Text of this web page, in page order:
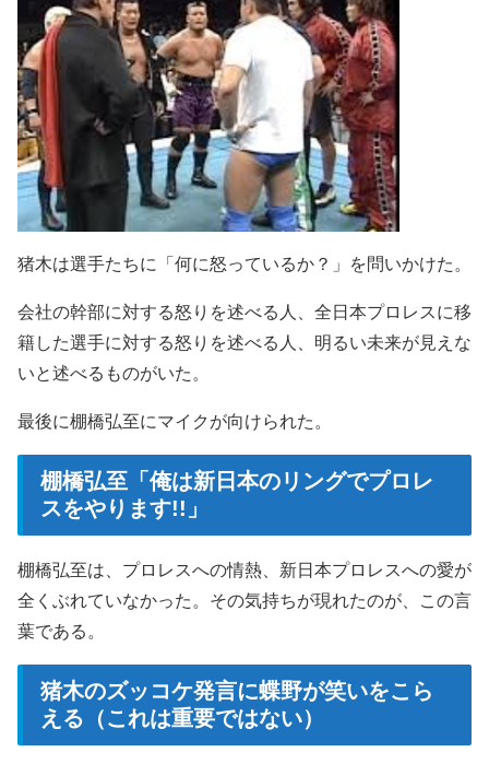
猪木は選手たちに「何に怒っているか？」を問いかけた。
会社の幹部に対する怒りを述べる人、全日本プロレスに移
籍した選手に対する怒りを述べる人、明るい未来が見えな
いと述べるものがいた。
最後に棚橋弘至にマイクが向けられた。
棚橋弘至「俺は新日本のリングでプロレ
スをやります!!」
棚橋弘至は、プロレスへの情熱、新日本プロレスへの愛が
全くぶれていなかった。その気持ちが現れたのが、この言
葉である。
猪木のズッコケ発言に蝶野が笑いをこら
える（これは重要ではない）